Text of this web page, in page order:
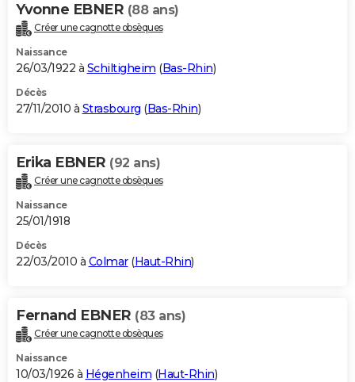
Yvonne EBNER (88 ans)
Créer une cagnotte obsèques
Naissance
26/03/1922 à Schiltigheim (Bas-Rhin)
Décès
27/11/2010 à Strasbourg (Bas-Rhin)
Erika EBNER (92 ans)
Créer une cagnotte obsèques
Naissance
25/01/1918
Décès
22/03/2010 à Colmar(Haut-Rhin)
Fernand EBNER (83 ans)
Créer une cagnotte obsèques
Naissance
10/03/1926 à Hégenheim (Haut-Rhin)